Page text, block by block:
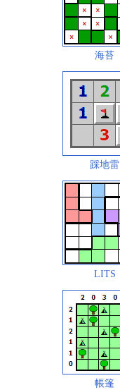
海苔
踩地雷
LITS
帳篷